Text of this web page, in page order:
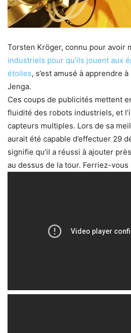
Torsten Kröger, connu pour avoir
industriels pour qu’ils jouent aux
étoiles, s’est amusé à apprendre
Jenga.
Ces coups de publicités mettent
fluidité des robots industriels, et
capteurs multiples. Lors de sa
aurait été capable d’effectuer 29
signifie qu’il a réussi à ajouter
au dessus de la tour. Ferriez-vous